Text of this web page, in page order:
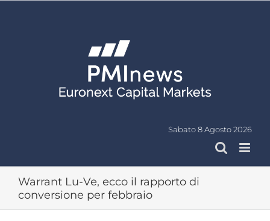
Sabato 8 Agosto 2026
Warrant Lu-Ve, ecco il rapporto di
conversione per febbraio